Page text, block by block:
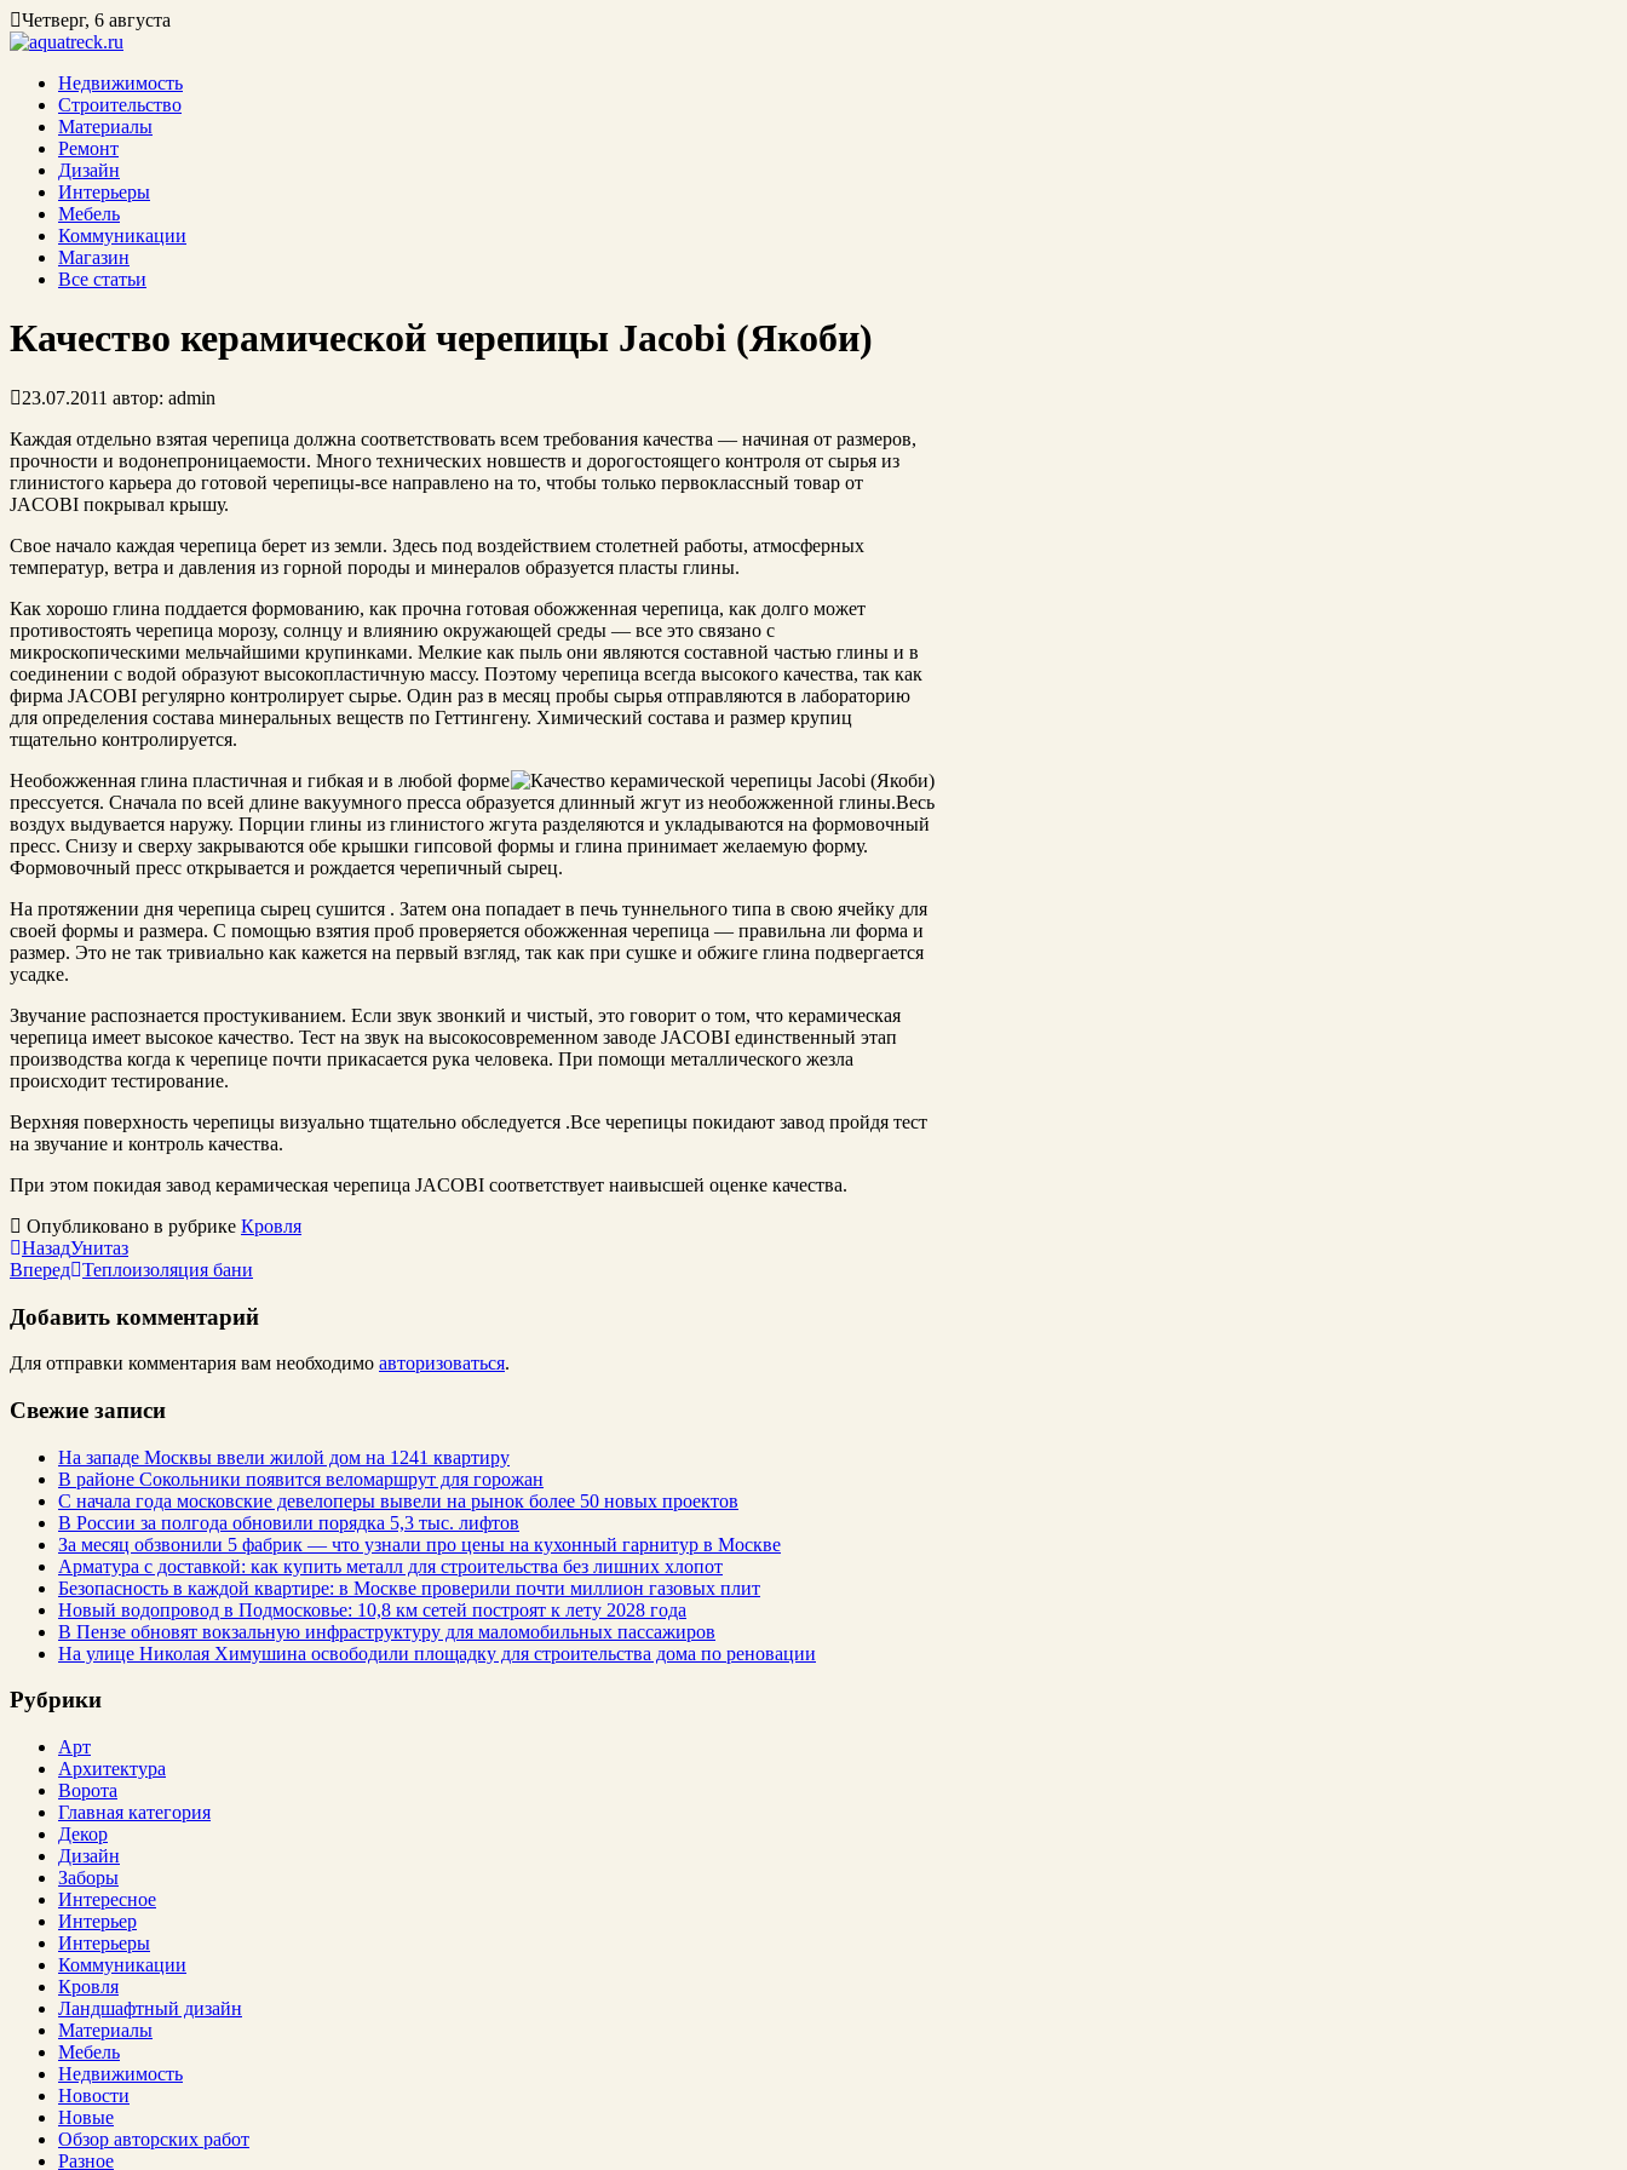
Четверг, 6 августа
Недвижимость
Строительство
Материалы
Ремонт
Дизайн
Интерьеры
Мебель
Коммуникации
Магазин
Все статьи
Качество керамической черепицы Jacobi (Якоби)
23.07.2011 автор: admin
Каждая отдельно взятая черепица должна соответствовать всем требования качества — начиная от размеров,
прочности и водонепроницаемости. Много технических новшеств и дорогостоящего контроля от сырья из
глинистого карьера до готовой черепицы-все направлено на то, чтобы только первоклассный товар от
JACOBI покрывал крышу.
Свое начало каждая черепица берет из земли. Здесь под воздействием столетней работы, атмосферных
температур, ветра и давления из горной породы и минералов образуется пласты глины.
Как хорошо глина поддается формованию, как прочна готовая обожженная черепица, как долго может
противостоять черепица морозу, солнцу и влиянию окружающей среды — все это связано с
микроскопическими мельчайшими крупинками. Мелкие как пыль они являются составной частью глины и в
соединении с водой образуют высокопластичную массу. Поэтому черепица всегда высокого качества, так как
фирма JACOBI регулярно контролирует сырье. Один раз в месяц пробы сырья отправляются в лабораторию
для определения состава минеральных веществ по Геттингену. Химический состава и размер крупиц
тщательно контролируется.
Необожженная глина пластичная и гибкая и в любой форме
прессуется. Сначала по всей длине вакуумного пресса образуется длинный жгут из необожженной глины.Весь
воздух выдувается наружу. Порции глины из глинистого жгута разделяются и укладываются на формовочный
пресс. Снизу и сверху закрываются обе крышки гипсовой формы и глина принимает желаемую форму.
Формовочный пресс открывается и рождается черепичный сырец.
На протяжении дня черепица сырец сушится . Затем она попадает в печь туннельного типа в свою ячейку для
своей формы и размера. С помощью взятия проб проверяется обожженная черепица — правильна ли форма и
размер. Это не так тривиально как кажется на первый взгляд, так как при сушке и обжиге глина подвергается
усадке.
Звучание распознается простукиванием. Если звук звонкий и чистый, это говорит о том, что керамическая
черепица имеет высокое качество. Тест на звук на высокосовременном заводе JACOBI единственный этап
производства когда к черепице почти прикасается рука человека. При помощи металлического жезла
происходит тестирование.
Верхняя поверхность черепицы визуально тщательно обследуется .Все черепицы покидают завод пройдя тест
на звучание и контроль качества.
При этом покидая завод керамическая черепица JACOBI соответствует наивысшей оценке качества.
Опубликовано в рубрике Кровля
НазадУнитаз
Вперед Теплоизоляция бани
Добавить комментарий
Для отправки комментария вам необходимо авторизоваться.
Свежие записи
На западе Москвы ввели жилой дом на 1241 квартиру
В районе Сокольники появится веломаршрут для горожан
С начала года московские девелоперы вывели на рынок более 50 новых проектов
В России за полгода обновили порядка 5,3 тыс. лифтов
За месяц обзвонили 5 фабрик — что узнали про цены на кухонный гарнитур в Москве
Арматура с доставкой: как купить металл для строительства без лишних хлопот
Безопасность в каждой квартире: в Москве проверили почти миллион газовых плит
Новый водопровод в Подмосковье: 10,8 км сетей построят к лету 2028 года
В Пензе обновят вокзальную инфраструктуру для маломобильных пассажиров
На улице Николая Химушина освободили площадку для строительства дома по реновации
Рубрики
Арт
Архитектура
Ворота
Главная категория
Декор
Дизайн
Заборы
Интересное
Интерьер
Интерьеры
Коммуникации
Кровля
Ландшафтный дизайн
Материалы
Мебель
Недвижимость
Новости
Новые
Обзор авторских работ
Разное